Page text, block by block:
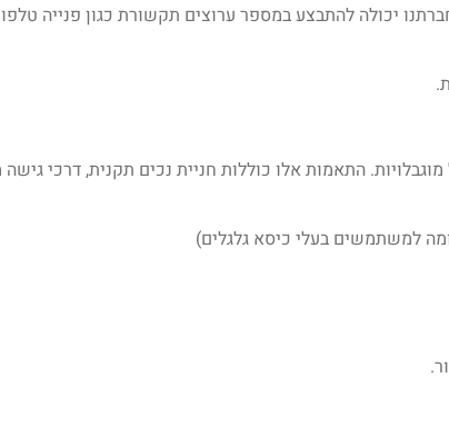
יכולה להתבצע במספר ערוצים תקשורת כגון פנייה
התאמות אלו כוללות חניית נכים תקנית, דרכי
למשתמשים בעלי כיסא גלגלים)